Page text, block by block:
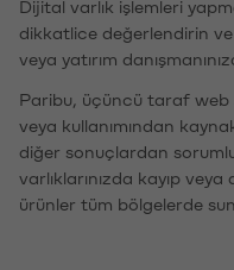
Dijital varlık işlemleri
dikkatlice değerlendirin
veya yatırım
Paribu, üçüncü taraf web
veya kullanımından
diğer sonuçlardan
varlıklarınızda kayıp
ürünler tüm bölgelerde